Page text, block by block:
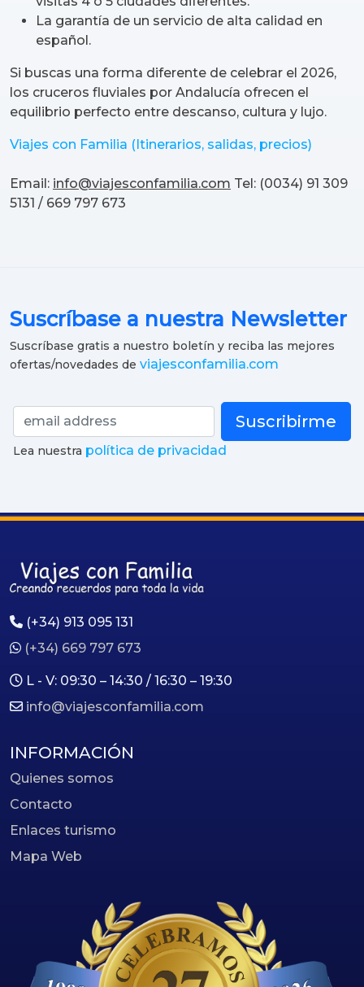
La garantía de un servicio de alta calidad en
español.
Si buscas una forma diferente de celebrar el 2026,
los cruceros fluviales por Andalucía ofrecen el
equilibrio perfecto entre descanso, cultura y lujo.
Viajes con Familia (Itinerarios, salidas, precios)
Email: info@viajesconfamilia.com Tel: (0034) 91 309
5131 / 669 797 673
Suscríbase a nuestra Newsletter
Suscríbase gratis a nuestro boletín y reciba las mejores
ofertas/novedades de viajesconfamilia.com
Suscribirme
Lea nuestra política de privacidad
(+34) 913 095 131
(+34) 669 797 673
L - V: 09:30 – 14:30 / 16:30 – 19:30
info@viajesconfamilia.com
INFORMACIÓN
Quienes somos
Contacto
Enlaces turismo
Mapa Web